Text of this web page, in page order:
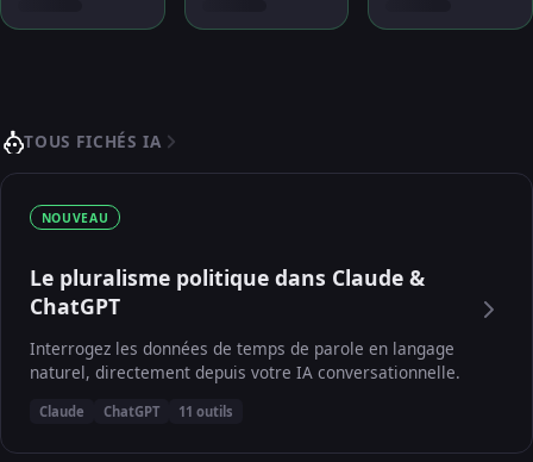
TOUS FICHÉS IA
NOUVEAU
Le pluralisme politique dans Claude &
ChatGPT
Interrogez les données de temps de parole en langage
naturel, directement depuis votre IA conversationnelle.
Claude ChatGPT 11 outils